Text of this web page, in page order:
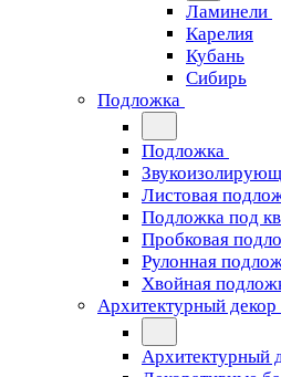
Ламинели
Карелия
Кубань
Сибирь
Подложка
Подложка
Листовая
Подложка под
Пробковая
Рулонная
Хвойная
Архитектурный декор
Архитектурный